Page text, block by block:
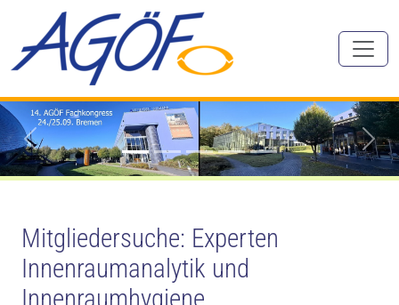
Zurück
Mitgliedersuche: Experten
Innenraumanalytik und
Innenraumhygiene